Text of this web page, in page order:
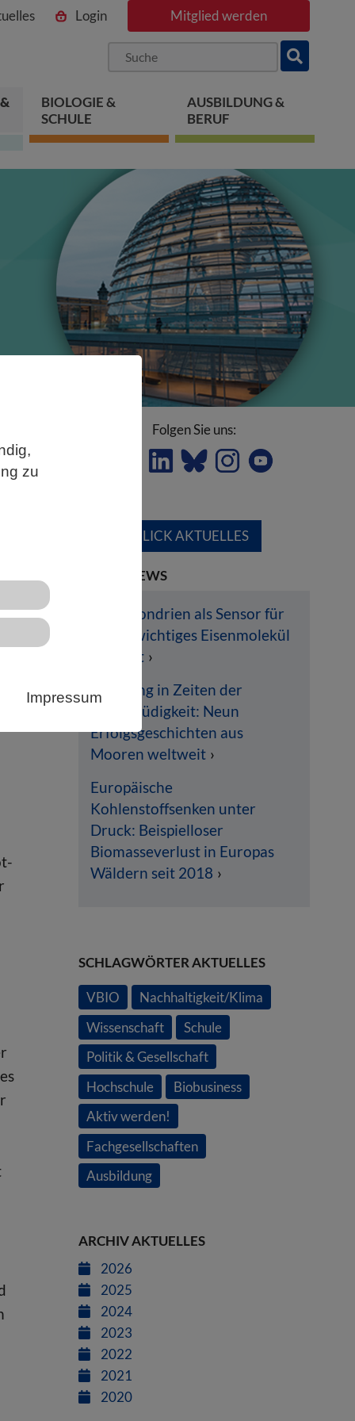
zu
Impressum
Login Mitglied werden
BIOLOGIE &
SCHULE
AUSBILDUNG &
BERUF
in
Folgen Sie uns:
ÜBERBLICK AKTUELLES
LETZTE NEWS
Mitochondrien als Sensor für
lebenswichtiges Eisenmolekül
entlarvt
Hoffnung in Zeiten der
Klimamüdigkeit: Neun
Erfolgsgeschichten aus
Mooren weltweit
Europäische
Kohlenstoffsenken unter
Druck: Beispielloser
Biomasseverlust in Europas
Wäldern seit 2018
SCHLAGWÖRTER AKTUELLES
VBIO
Nachhaltigkeit/Klima
Wissenschaft
Schule
Politik & Gesellschaft
Hochschule
Biobusiness
Aktiv werden!
Fachgesellschaften
Ausbildung
ARCHIV AKTUELLES
2026
2025
2024
2023
2022
2021
2020